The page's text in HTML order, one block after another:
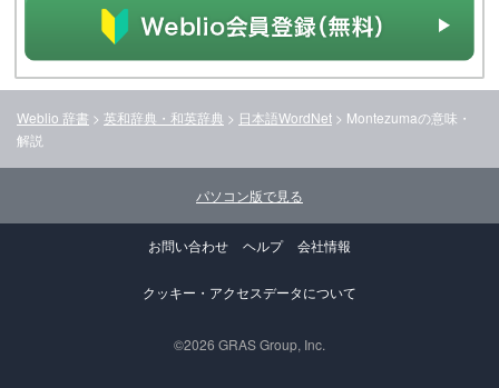
Weblio 辞書 > 英和辞典・和英辞典 > 日本語WordNet > Montezumaの意味・
解説
パソコン版で見る
お問い合わせ ヘルプ 会社情報
クッキー・アクセスデータについて
©2026 GRAS Group, Inc.